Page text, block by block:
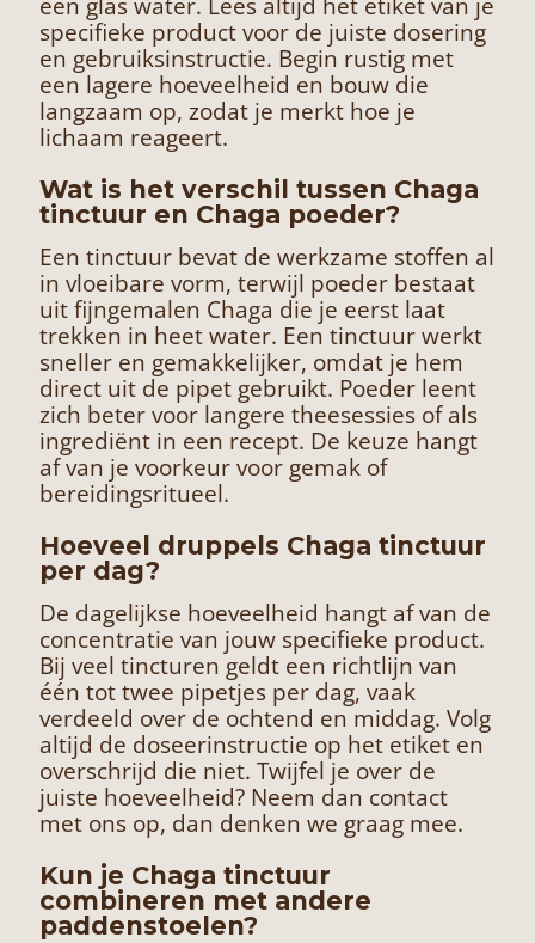
specifieke product voor de juiste dosering
en gebruiksinstructie. Begin rustig met
een lagere hoeveelheid en bouw die
langzaam op, zodat je merkt hoe je
lichaam reageert.
Wat is het verschil tussen Chaga
tinctuur en Chaga poeder?
Een tinctuur bevat de werkzame stoffen al
in vloeibare vorm, terwijl poeder bestaat
uit fijngemalen Chaga die je eerst laat
trekken in heet water. Een tinctuur werkt
sneller en gemakkelijker, omdat je hem
direct uit de pipet gebruikt. Poeder leent
zich beter voor langere theesessies of als
ingrediënt in een recept. De keuze hangt
af van je voorkeur voor gemak of
bereidingsritueel.
Hoeveel druppels Chaga tinctuur
per dag?
De dagelijkse hoeveelheid hangt af van de
concentratie van jouw specifieke product.
Bij veel tincturen geldt een richtlijn van
één tot twee pipetjes per dag, vaak
verdeeld over de ochtend en middag. Volg
altijd de doseerinstructie op het etiket en
overschrijd die niet. Twijfel je over de
juiste hoeveelheid? Neem dan contact
met ons op, dan denken we graag mee.
Kun je Chaga tinctuur
combineren met andere
paddenstoelen?